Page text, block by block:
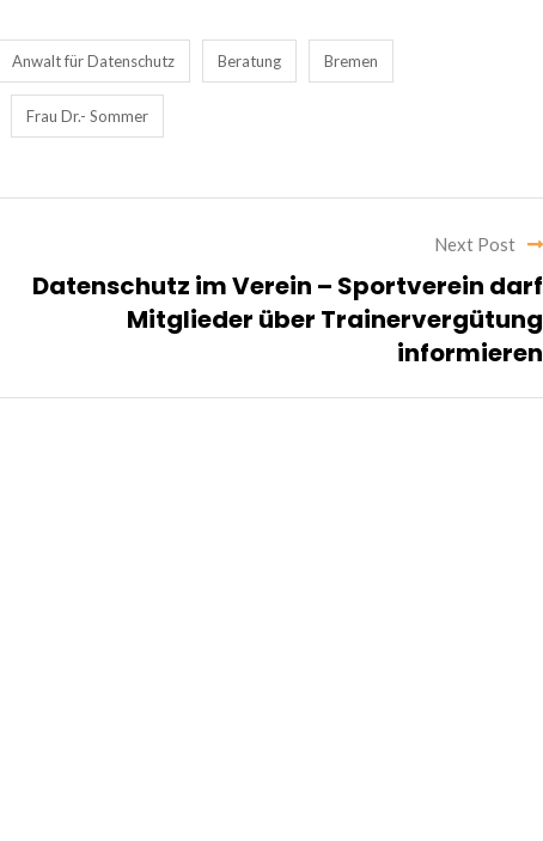
Anwalt für Datenschutz Beratung Bremen
Frau Dr.- Sommer
Next Post
Datenschutz im Verein – Sportverein darf
Mitglieder über Trainervergütung
informieren